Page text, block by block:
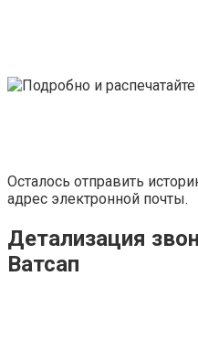
Осталось отправить
адрес электронной почты.
Детализация
Ватсап